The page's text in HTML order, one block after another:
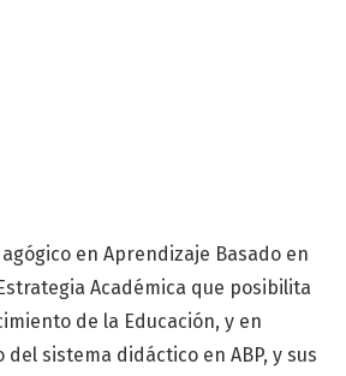
en Aprendizaje Basado en
Académica que posibilita
de la Educación, y en
sistema didáctico en ABP, y sus